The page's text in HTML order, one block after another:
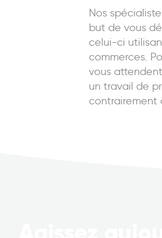
Nos
but de vous
celui-ci
commerces.
vous
un travail de
contrairement